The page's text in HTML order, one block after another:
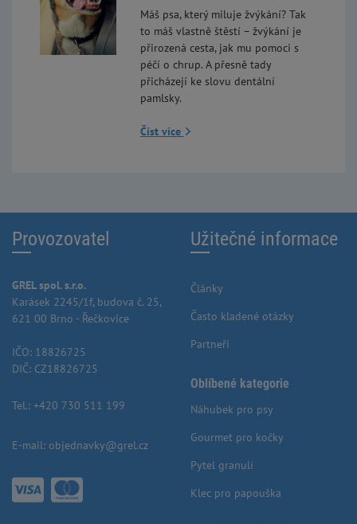
Máš psa, který miluje žvýkání? Tak
to máš vlastně štěstí – žvýkání je
přirozená cesta, jak mu pomoci s
péčí o chrup. A přesně tady
přicházejí ke slovu dentální
pamlsky.
Číst více
Provozovatel
GREL spol. s.r.o.
Karásek 2245/1f, budova č. 25,
621 00 Brno - Řečkovice
IČO: 18826725
DIČ: CZ18826725
Tel.: +420 730 511 199
E-mail: objednavky@grel.cz
Užitečné informace
Články
Často kladené otázky
Partneři
Oblíbené kategorie
Náhubek pro psy
Gourmet pro kočky
Pytel granulí
Klec pro papouška